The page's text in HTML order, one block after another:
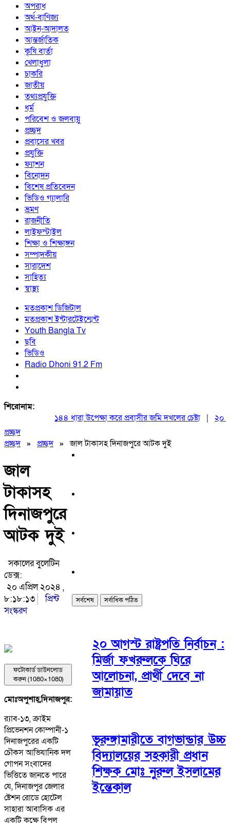
অপরাধ
অর্থ-বাণিজ্য
আইন-আদালত
আন্তর্জাতিক
কৃষি বার্তা
খেলাধুলা
চাকরি
জাতীয়
তথ্যপ্রযুক্তি
ধর্ম
পরিবেশ ও জলবায়ু
প্রচ্ছদ
প্রবাসের খবর
প্রযুক্তি
ফ্যাশন
বিনোদন
বিশেষ প্রতিবেদন
ভিডিও গ্যালারি
ভ্রমণ
রাজনীতি
লাইফস্টাইল
শিক্ষা ও শিক্ষাঙ্গন
সম্পাদকীয়
সারাদেশ
সাহিত্য
স্বাস্থ্য
মতপ্রকাশ ডিজিটাল
মতপ্রকাশ ইন্টারটেইন্মেন্ট
Youth Bangla Tv
ছবি
ভিডিও
Radio Dhoni 91.2 Fm
শিরোনাম:
১৪৪ ধারা উপেক্ষা করে প্রবাসীর জমি দখলের চেষ্টা| ২০
প্রচ্ছদ
প্রচ্ছদ» প্রচ্ছদ»জাল টাকাসহ দিনাজপুরে আটক দুই
জাল
টাকাসহ
দিনাজপুরে
আটক দুই
সকালের বুলেটিন
ডেক্স:
২০ এপ্রিল ২০২৪ ,
৮:১৮:১৩
প্রিন্ট
সংস্করণ
ফটোকার্ড ডাউনলোড
করুন (1080×1080)
মোঃঅপুশাহ্,দিনাজপুর:
র‍্যাব-১৩, ক্রাইম
প্রিভেনশন কোম্পানী-১
দিনাজপুরের একটি
চৌকস আভিযানিক দল
গোপন সংবাদের
ভিত্তিতে জানতে পারে
যে, দিনাজপুর জেলার
ষ্টেশন রোডে হোটেল
সাহারা আবাসিক এর
একটি কক্ষে বিপুল
সর্বশেষ সর্বাধিক পঠিত
২০ আগস্ট রাষ্ট্রপতি নির্বাচন :
মির্জা ফখরুলকে ঘিরে
আলোচনা, প্রার্থী দেবে না
জামায়াত
ভূরুঙ্গামারীতে বাগভান্ডার উচ্চ
বিদ্যালয়ের সহকারী প্রধান
শিক্ষক মোঃ নুরুল ইসলামের
ইন্তেকাল